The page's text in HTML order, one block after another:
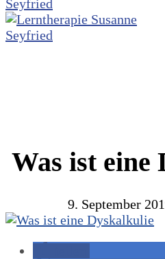
Was ist eine
9. September